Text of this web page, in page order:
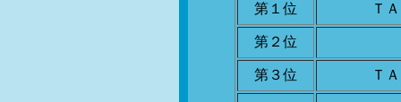
第１位 Ｔ
第２位
第３位 Ｔ